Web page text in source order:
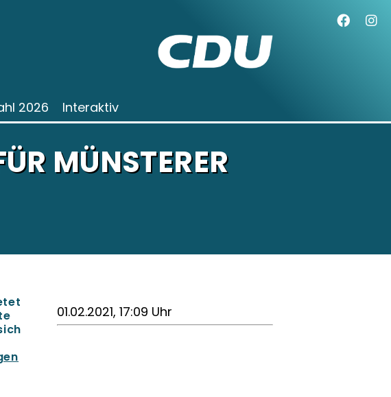
2026 Interaktiv
MÜNSTERER
01.02.2021, 17:09 Uhr